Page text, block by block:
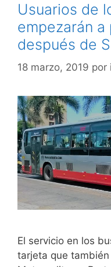
Usuarios de
empezarán
después de
18 marzo, 2019 por
El servicio en los
tarjeta que